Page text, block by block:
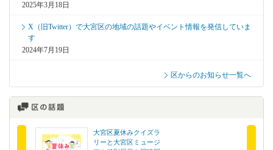
2025年3月18日
X（旧Twitter）で大宮区の地域の話題やイベント情報を発信していま
す
2024年7月19日
区からのお知らせ一覧へ
大宮区夏休みクイズラ
リーと大宮区ミュージ